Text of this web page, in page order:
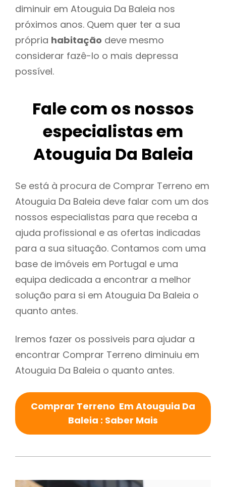
diminuir em Atouguia Da Baleia nos
próximos anos. Quem quer ter a sua
própria habitação deve mesmo
considerar fazê-lo o mais depressa
possível.
Fale com os nossos
especialistas em
Atouguia Da Baleia
Se está à procura de Comprar Terreno em
Atouguia Da Baleia deve falar com um dos
nossos especialistas para que receba a
ajuda profissional e as ofertas indicadas
para a sua situação. Contamos com uma
base de imóveis em Portugal e uma
equipa dedicada a encontrar a melhor
solução para si em Atouguia Da Baleia o
quanto antes.
Iremos fazer os possiveis para ajudar a
encontrar Comprar Terreno diminuiu em
Atouguia Da Baleia o quanto antes.
Comprar Terreno Em Atouguia Da
Baleia : Saber Mais